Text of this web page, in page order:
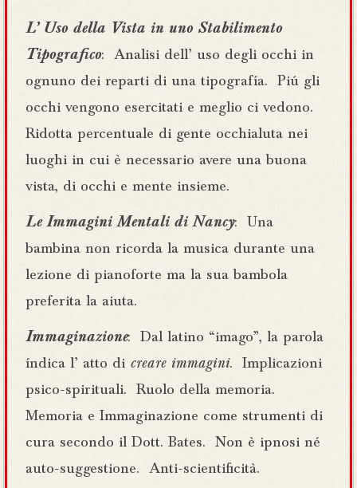
L’ Uso della Vista in uno Stabilimento
Tipografico: Analisi dell’ uso degli occhi in
ognuno dei reparti di una tipografía. Piú gli
occhi vengono esercitati e meglio ci vedono.
Ridotta percentuale di gente occhialuta nei
luoghi in cui è necessario avere una buona
vista, di occhi e mente insieme.
Le Immagini Mentali di Nancy: Una
bambina non ricorda la musica durante una
lezione di pianoforte ma la sua bambola
preferita la aiuta.
Immaginazione: Dal latino “imago”, la parola
índica l’ atto di creare immagini. Implicazioni
psico-spirituali. Ruolo della memoria.
Memoria e Immaginazione come strumenti di
cura secondo il Dott. Bates. Non è ipnosi né
auto-suggestione. Anti-scientificità.